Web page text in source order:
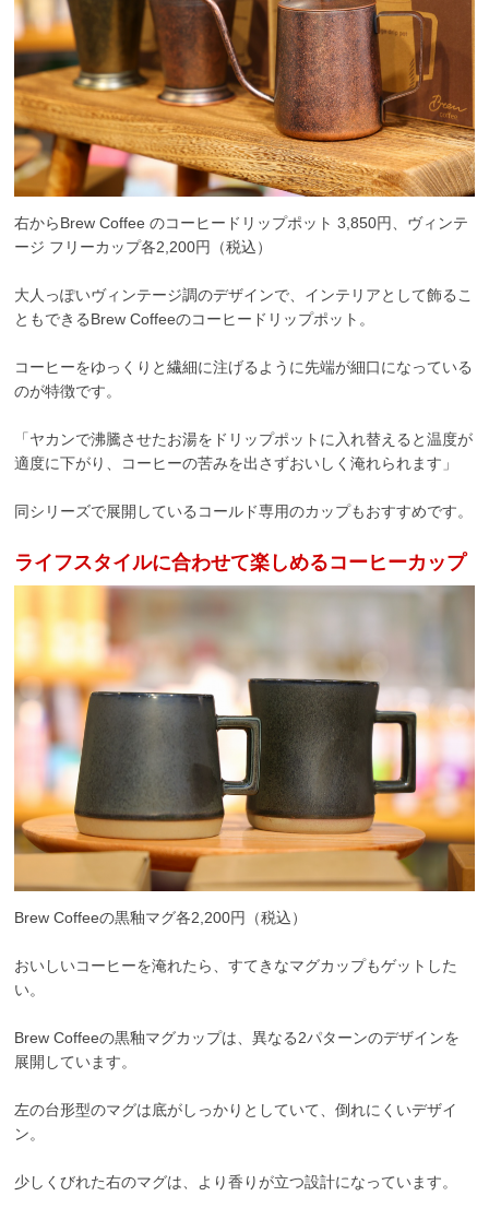
右からBrew Coffee のコーヒードリップポット 3,850円、ヴィンテ
ージ フリーカップ各2,200円（税込）
大人っぽいヴィンテージ調のデザインで、インテリアとして飾るこ
ともできるBrew Coffeeのコーヒードリップポット。
コーヒーをゆっくりと繊細に注げるように先端が細口になっている
のが特徴です。
「ヤカンで沸騰させたお湯をドリップポットに入れ替えると温度が
適度に下がり、コーヒーの苦みを出さずおいしく淹れられます」
同シリーズで展開しているコールド専用のカップもおすすめです。
ライフスタイルに合わせて楽しめるコーヒーカップ
Brew Coffeeの黒釉マグ各2,200円（税込）
おいしいコーヒーを淹れたら、すてきなマグカップもゲットした
い。
Brew Coffeeの黒釉マグカップは、異なる2パターンのデザインを
展開しています。
左の台形型のマグは底がしっかりとしていて、倒れにくいデザイ
ン。
少しくびれた右のマグは、より香りが立つ設計になっています。